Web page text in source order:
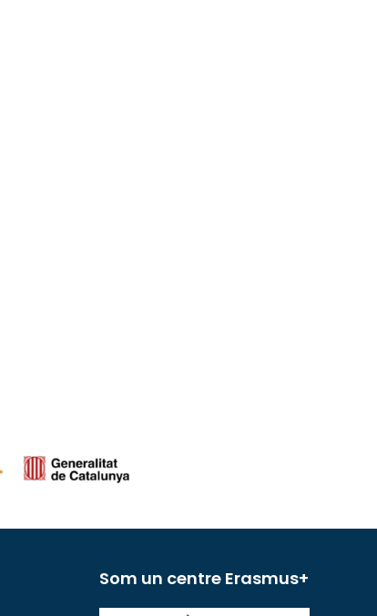
Som un centre Erasmus+